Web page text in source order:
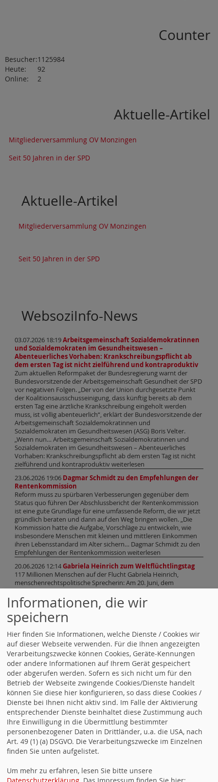
Counter
Besucher:1125984
Heute:
92
Online:
2
Aktuelle-Artikel
Mitgliederversammlung OV Monzingen
Seit 50 Jahren in der SPD
Aktuelle-Artikel
Mitgliederversammlung OV Monzingen
Seit 50 Jahren in der SPD
WebsoziInfo-News
03.07.2026 18:19Arbeitsgemeinschaft Sozialdemokratinnen
und Sozialdemokraten im Gesundheitswesen –
Abenteuerliches Vorhaben: Krankschreibungspflicht ab
dem ersten Tag ist nicht zielführend und kontraproduktiv
Zum aktuellen Reformpaket der Bundesregierung warnt der
Bundesvorsitzende der Arbeitsgemeinschaft Gesundheit der SPD
vor negativen Folgen. „Der von der Union durchgesetzte Punkt
der Koalitionsausschusseinigung, dass künftig bereits ab dem
ersten Tag eine ärztliche Krankschreibung eingeholt werden
muss, ist völlig abenteuerlich“, erklärt der Bundesvorsitzende der
Arbeitsgemeinschaft Sozialdemokratinnen und
Sozialdemokraten im Gesundheitswesen (ASG) Boris Velter.
„Wenn nun… Arbeitsgemeinschaft Sozialdemokratinnen und
Sozialdemokraten im Gesundheitswesen – Abenteuerliches
Vorhaben: Krankschreibungspflicht ab dem ersten Tag ist nicht
zielführend und kontraproduktiv weiterlesen
23.06.2026 19:06 Dagmar Schmidt zu den Empfehlungen der
Rentenkommission
Reform muss zu spürbaren Verbesserungen gegenüber dem
Status quo führen Der Abschlussbericht der Rentenkommission
ist eine gute Grundlage für eine umfassende Reform, die wir jetzt
gründlich beraten und dann auf den Weg bringen wollen. „Die
Kommission hatte die Aufgabe, Vorschläge zu entwickeln, wie
insbesondere Menschen mit kleinen und mittleren Einkommen
ihren Lebensstandard im Alter sichern… Dagmar Schmidt zu den
Empfehlungen der Rentenkommission weiterlesen
20.06.2026 12:14Gabriela Heinrich zum Weltflüchtlingstag
117 Millionen Menschen auf der Flucht Gabriela Heinrich,
menschenrechtspolitische Sprecherin: Am 20. Juni, dem
Weltflüchtlingstag der Vereinten Nationen, wird daran erinnert,
dass Millionen Menschen gezwungenermaßen ihre Heimat
verlassen mussten. Hinter den Zahlen stehen persönliche
Geschichten und individuelle Schicksale. „Aktuell sind weltweit
über 117 Millionen Menschen auf der Flucht, darunter viele
Kinder, oftmals ohne die Begleitung… Gabriela Heinrich zum
Weltflüchtlingstag weiterlesen
18.06.2026 12:25„Fatales Signal an Kommunen und
Verbraucher:innen“
Rechte Mehrheit im EU-Parlament stellt Vereinbarung für
sauberes Wasser infrage Das Europäische Parlament hat heute
eine Resolution zur Umsetzung der Kommunalabwasserrichtlinie
(KARL) verabschiedet. Die in der vergangenen Legislatur
beschlossene Vereinbarung zur Verbesserung der Wasserqualität
sieht Vorschriften für eine durch Unternehmen gestützte
Finanzierung der sogenannten 4. Reinigungsstufe vor. An dieser
finanziellen Großaufgabe sollen vor allem Kosmetik-… „Fatales
Signal an Kommunen und Verbraucher:innen“ weiterlesen
18.06.2026 12:16 Annika Klose zum Arbeitszeitgesetz
Koalitionsvertrag ist festgehalten, dass die neue
Arbeitszeitregelung keine Ausweitung der Arbeitszeit gegen den
Informationen, die wir
speichern
Hier finden Sie Informationen, welche Dienste / Cookies wir
auf dieser Webseite verwenden. Für die Ihnen angezeigten
Verarbeitungszwecke können Cookies, Geräte-Kennungen
oder andere Informationen auf Ihrem Gerät gespeichert
oder abgerufen werden. Sofern es sich nicht um für den
Betrieb der Webseite zwingende Cookies/Dienste handelt
können Sie diese hier konfigurieren, so dass diese Cookies /
Dienste bei Ihnen nicht aktiv sind. Im Falle der Aktivierung
entsprechender Dienste beinhaltet diese Zustimmung auch
Ihre Einwilligung in die Übermittlung bestimmter
personenbezogener Daten in Drittländer, u.a. die USA, nach
Art. 49 (1) (a) DSGVO. Die Verarbeitungszwecke im Einzelnen
finden Sie unten aufgelistet.
Um mehr zu erfahren, lesen Sie bitte unsere